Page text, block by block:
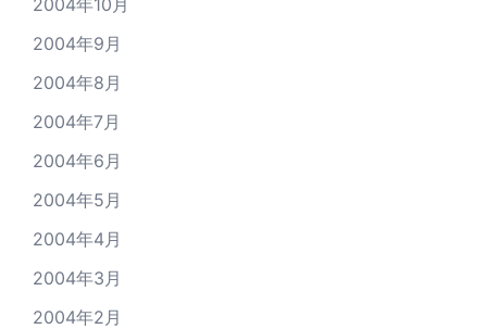
2004年10月
2004年9月
2004年8月
2004年7月
2004年6月
2004年5月
2004年4月
2004年3月
2004年2月